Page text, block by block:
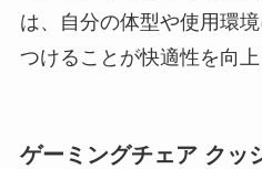
は、自分の体型や使用環
つけることが快適性を向上
ゲーミングチェア クッ